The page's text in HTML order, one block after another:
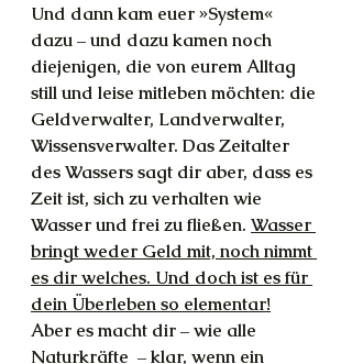
Und dann kam euer »System«
dazu – und dazu kamen noch
diejenigen, die von eurem Alltag
still und leise mitleben möchten: die
Geldverwalter, Landverwalter,
Wissensverwalter. Das Zeitalter
des Wassers sagt dir aber, dass es
Zeit ist, sich zu verhalten wie
Wasser und frei zu fließen. Wasser
bringt weder Geld mit, noch nimmt
es dir welches. Und doch ist es für
dein Überleben so elementar!
Aber es macht dir – wie alle
Naturkräfte  – klar, wenn ein